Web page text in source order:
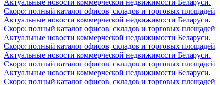
Актуальные новости коммерческой недвижимости Беларуси.
Скоро: полный каталог офисов, складов и торговых площадей
Актуальные новости коммерческой недвижимости Беларуси.
Скоро: полный каталог офисов, складов и торговых площадей
Актуальные новости коммерческой недвижимости Беларуси.
Скоро: полный каталог офисов, складов и торговых площадей
Актуальные новости коммерческой недвижимости Беларуси.
Скоро: полный каталог офисов, складов и торговых площадей
Актуальные новости коммерческой недвижимости Беларуси.
Скоро: полный каталог офисов, складов и торговых площадей